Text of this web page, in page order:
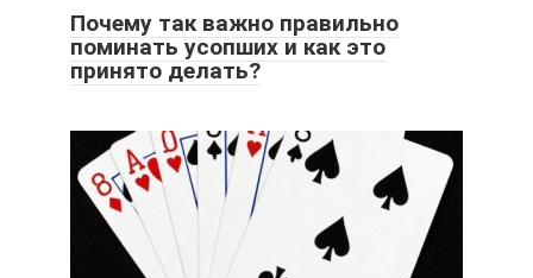
Почему так важно правильно
поминать усопших и как это
принято делать?